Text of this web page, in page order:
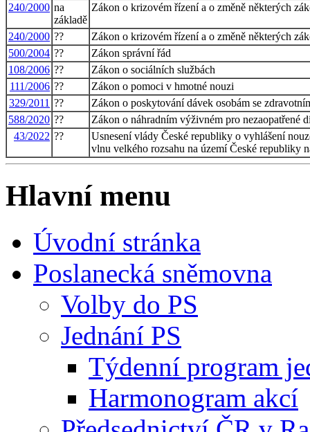
240/2000 na
základě
Zákon o krizovém řízení a o změně některých
240/2000 ??
Zákon o krizovém řízení a o změně některých
500/2004 ??
Zákon správní řád
108/2006 ??
Zákon o sociálních službách
111/2006 ??
Zákon o pomoci v hmotné nouzi
329/2011 ??
Zákon o poskytování dávek osobám se
588/2020 ??
Zákon o náhradním výživném pro nezaopatřené
43/2022 ??
Usnesení vlády České republiky o vyhlášení
vlnu velkého rozsahu na území České republiky
Hlavní menu
Úvodní stránka
Poslanecká sněmovna
Volby do PS
Jednání PS
Týdenní program
Harmonogram akcí